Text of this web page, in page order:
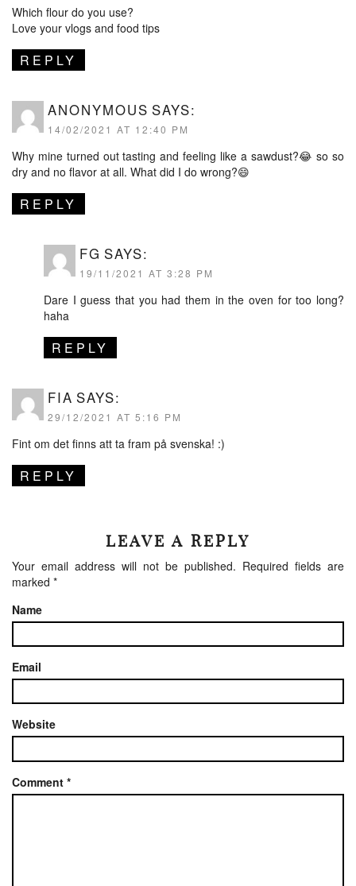
Which flour do you use?
Love your vlogs and food tips
REPLY
ANONYMOUS SAYS:
14/02/2021 AT 12:40 PM
Why mine turned out tasting and feeling like a sawdust?😂 so so
dry and no flavor at all. What did I do wrong?😄
REPLY
FG SAYS:
19/11/2021 AT 3:28 PM
Dare I guess that you had them in the oven for too long?
haha
REPLY
FIA SAYS:
29/12/2021 AT 5:16 PM
Fint om det finns att ta fram på svenska! :)
REPLY
LEAVE A REPLY
Your email address will not be published. Required fields are
marked *
Name
Email
Website
Comment *